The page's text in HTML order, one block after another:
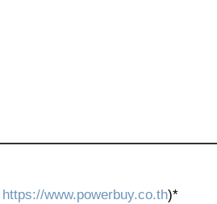
https://www.powerbuy.co.th)*